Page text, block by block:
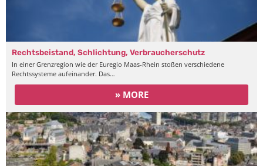
Rechtsbeistand, Schlichtung, Verbraucherschutz
In einer Grenzregion wie der Euregio Maas-Rhein stoßen verschiedene
Rechtssysteme aufeinander. Das…
» MORE